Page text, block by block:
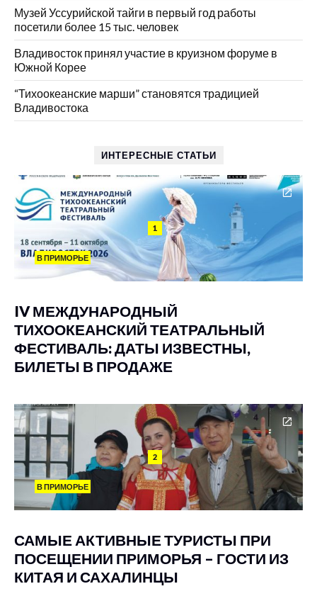
Музей Уссурийской тайги в первый год работы
посетили более 15 тыс. человек
Владивосток принял участие в круизном форуме в
Южной Корее
“Тихоокеанские марши” становятся традицией
Владивостока
ИНТЕРЕСНЫЕ СТАТЬИ
1
В ПРИМОРЬЕ
IV МЕЖДУНАРОДНЫЙ
ТИХООКЕАНСКИЙ ТЕАТРАЛЬНЫЙ
ФЕСТИВАЛЬ: ДАТЫ ИЗВЕСТНЫ,
БИЛЕТЫ В ПРОДАЖЕ
2
В ПРИМОРЬЕ
САМЫЕ АКТИВНЫЕ ТУРИСТЫ ПРИ
ПОСЕЩЕНИИ ПРИМОРЬЯ – ГОСТИ ИЗ
КИТАЯ И САХАЛИНЦЫ